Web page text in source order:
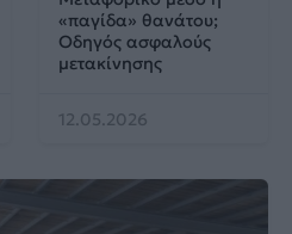
«παγίδα» θανάτου;
Οδηγός ασφαλούς
μετακίνησης
12.05.2026